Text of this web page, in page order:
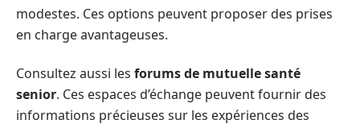
modestes. Ces options peuvent proposer des prises
en charge avantageuses.
Consultez aussi les forums de mutuelle santé
senior. Ces espaces d’échange peuvent fournir des
informations précieuses sur les expériences des